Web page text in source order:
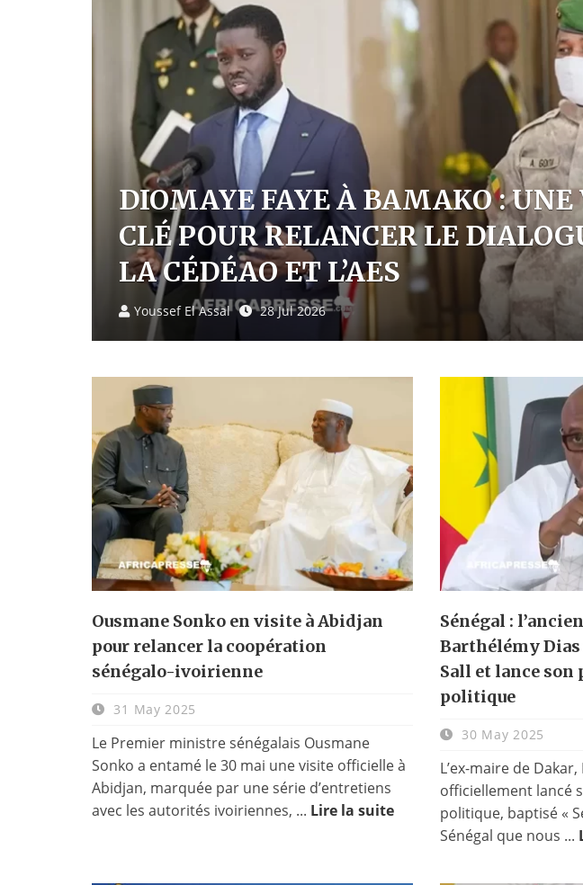
SÉNÉGAL : LE PRÉSIDENT
FONDE « KIIRAAY », SA
FORMATION POLITIQUE
Fatoumata Diallo 26 Jul 2026
Ousmane Sonko en visite à Abidjan
pour relancer la coopération
sénégalo-ivoirienne
31 May 2025
Le Premier ministre sénégalais Ousmane
Sonko a entamé le 30 mai une visite officielle à
Abidjan, marquée par une série d’entretiens
avec les autorités ivoiriennes, ... Lire la suite
Sénégal :
Barthélémy
Sall et lance
politique
30 May 2025
L’ex-maire de
officiellement lancé
politique, baptisé «
Sénégal que nous ...